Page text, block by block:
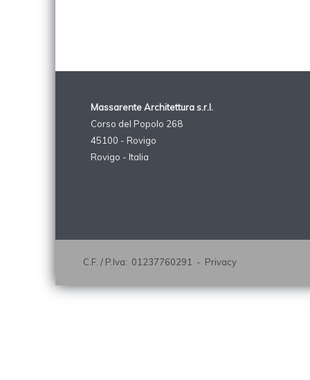
Massarente Architettura s.r.l.
Corso del Popolo 268
45100 - Rovigo
Rovigo - Italia
C.F. / P.Iva: 01237760291 - Privacy